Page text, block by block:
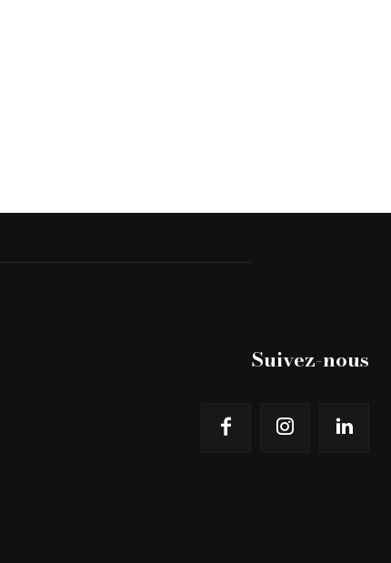
Suivez-nous